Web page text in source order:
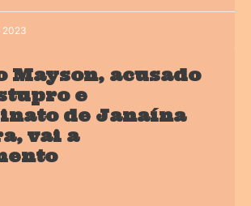
2023
Mayson, acusado
e
de Janaína
vai a